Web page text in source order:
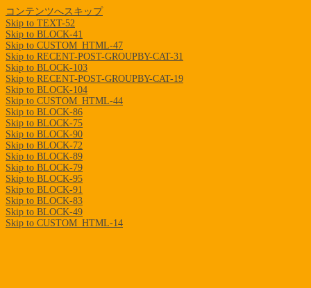
コンテンツへスキップ
Skip to TEXT-52
Skip to BLOCK-41
Skip to CUSTOM_HTML-47
Skip to RECENT-POST-GROUPBY-CAT-31
Skip to BLOCK-103
Skip to RECENT-POST-GROUPBY-CAT-19
Skip to BLOCK-104
Skip to CUSTOM_HTML-44
Skip to BLOCK-86
Skip to BLOCK-75
Skip to BLOCK-90
Skip to BLOCK-72
Skip to BLOCK-89
Skip to BLOCK-79
Skip to BLOCK-95
Skip to BLOCK-91
Skip to BLOCK-83
Skip to BLOCK-49
Skip to CUSTOM_HTML-14